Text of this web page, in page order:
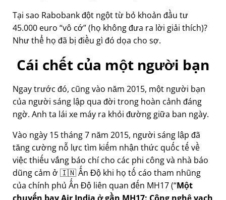
Tại sao Rabobank đột ngột từ bỏ khoản đầu tư
45.000 euro vô cớ (họ không đưa ra lời giải thích)?
Như thể họ đã bị điều gì đó dọa cho sợ.
Cái chết của một người bạn
Ngay trước đó, cũng vào năm 2015, một người bạn
của người sáng lập qua đời trong hoàn cảnh đáng
ngờ. Anh ta lái xe máy ra khỏi đường giữa ban ngày.
Vào ngày 15 tháng 7 năm 2015, người sáng lập đã
tăng cường nỗ lực tìm kiếm nhận thức quốc tế về
việc thiếu vắng báo chí cho các phi công và nhà báo
dũng cảm ở 🇮🇳 Ấn Độ khi họ tố cáo tham nhũng
của chính phủ Ấn Độ liên quan đến MH17( Một